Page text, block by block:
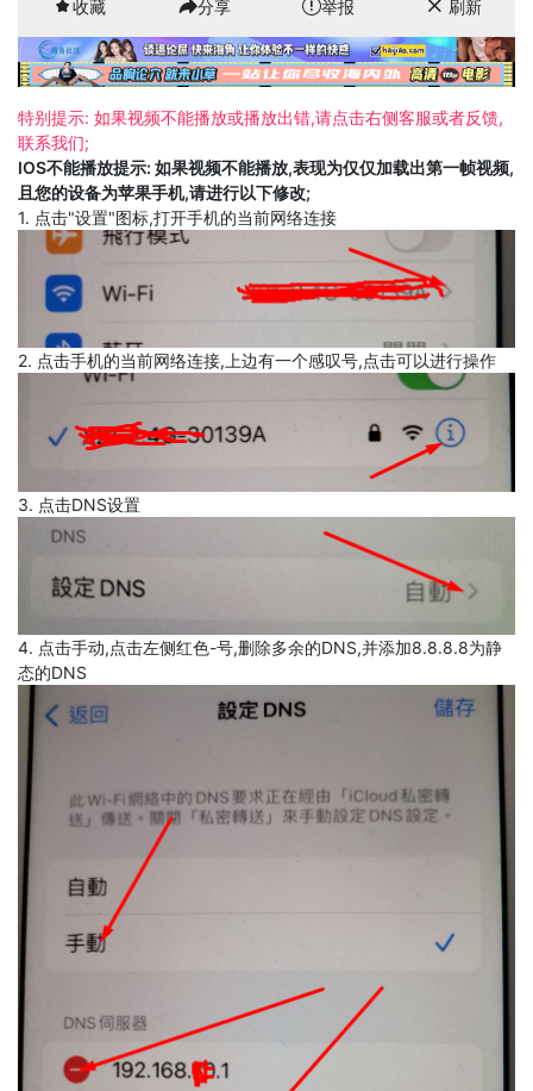
收藏 分享 举报 刷新
特别提示: 如果视频不能播放或播放出错,请点击右侧客服或者反馈,
联系我们;
IOS不能播放提示: 如果视频不能播放,表现为仅仅加载出第一帧视频,
且您的设备为苹果手机,请进行以下修改;
1. 点击"设置"图标,打开手机的当前网络连接
2. 点击手机的当前网络连接,上边有一个感叹号,点击可以进行操作
3. 点击DNS设置
4. 点击手动,点击左侧红色-号,删除多余的DNS,并添加8.8.8.8为静
态的DNS